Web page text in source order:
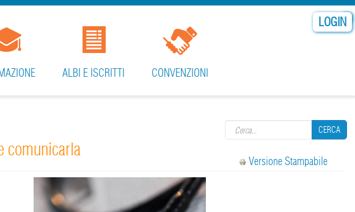
LOGIN
Search form
CERCA
ALBI E ISCRITTI CONVENZIONI
comunicarla
Versione Stampabile